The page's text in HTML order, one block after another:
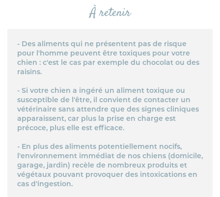
À retenir
- Des aliments qui ne présentent pas de risque
pour l'homme peuvent être toxiques pour votre
chien : c'est le cas par exemple du chocolat ou des
raisins.
- Si votre chien a ingéré un aliment toxique ou
susceptible de l'être, il convient de contacter un
vétérinaire sans attendre que des signes cliniques
apparaissent, car plus la prise en charge est
précoce, plus elle est efficace.
- En plus des aliments potentiellement nocifs,
l'environnement immédiat de nos chiens (domicile,
garage, jardin) recèle de nombreux produits et
végétaux pouvant provoquer des intoxications en
cas d'ingestion.